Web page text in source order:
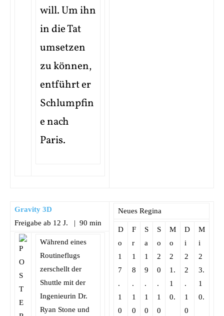
will. Um ihn
in die Tat
umsetzen
zu können,
entführt er
Schlumpfin
e nach
Paris.
Gravity 3D
Freigabe ab 12 J. | 90 min
Neues Regina
D
o
1
7
.
1
0
F
r
1
8
.
1
0
S
a
1
9
.
1
0
S
o
2
0
.
1
0
M
o
2
1.
1
0.
D
i
2
2
.
1
0
M
i
2
3.
1
0.
Während eines
Routineflugs
zerschellt der
Shuttle mit der
Ingenieurin Dr.
Ryan Stone und